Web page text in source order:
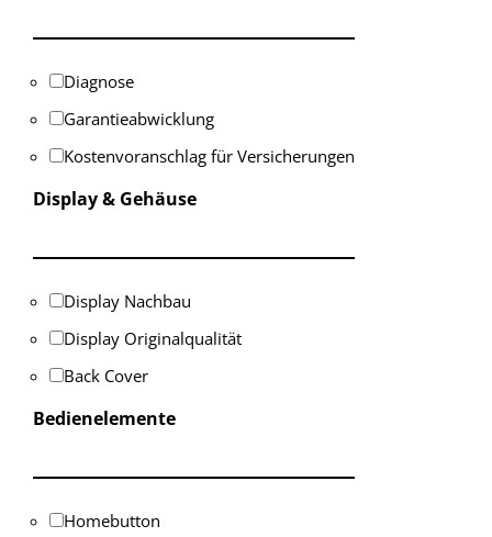
Diagnose
Garantieabwicklung
Kostenvoranschlag für Versicherungen
Display & Gehäuse
Display Nachbau
Display Originalqualität
Back Cover
Bedienelemente
Homebutton